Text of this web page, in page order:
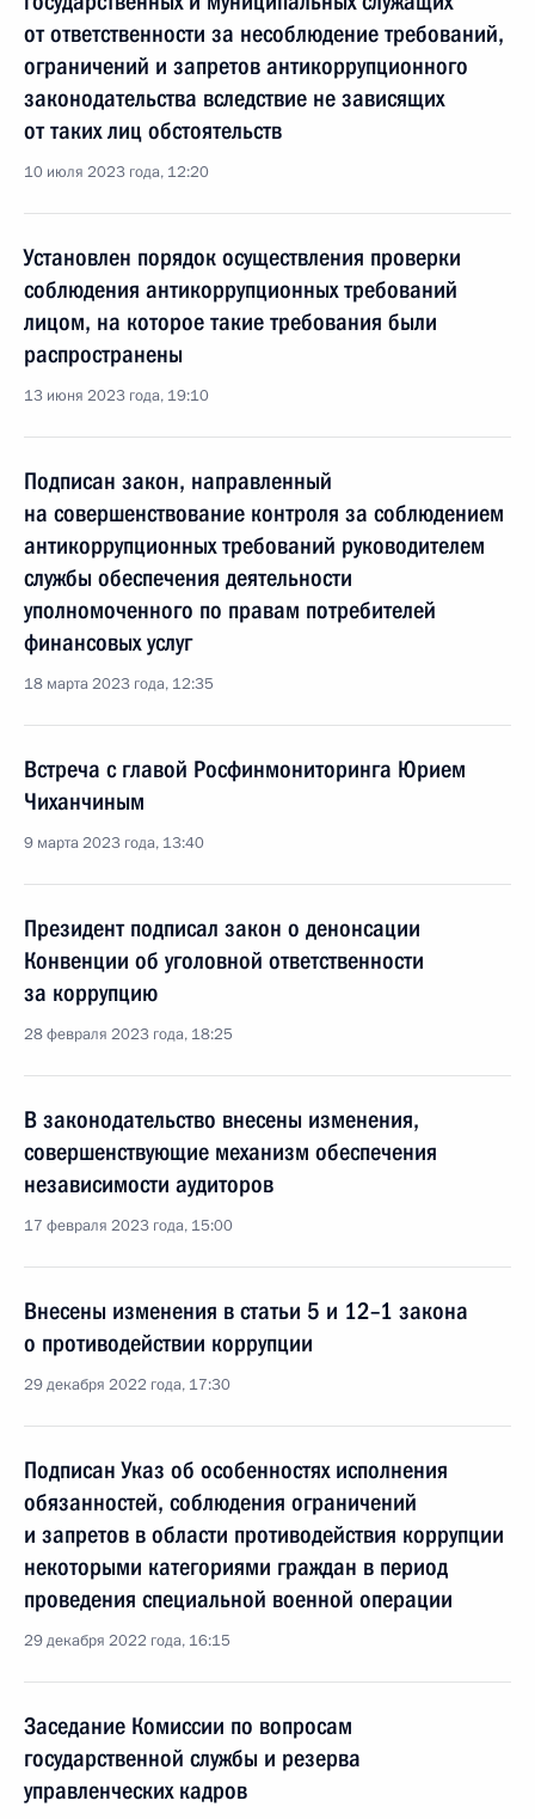
от ответственности за несоблюдение требований,
ограничений и запретов антикоррупционного
законодательства вследствие не зависящих
от таких лиц обстоятельств
10 июля 2023 года, 12:20
Установлен порядок осуществления проверки
соблюдения антикоррупционных требований
лицом, на которое такие требования были
распространены
13 июня 2023 года, 19:10
Подписан закон, направленный
на совершенствование контроля за соблюдением
антикоррупционных требований руководителем
службы обеспечения деятельности
уполномоченного по правам потребителей
финансовых услуг
18 марта 2023 года, 12:35
Встреча с главой Росфинмониторинга Юрием
Чиханчиным
9 марта 2023 года, 13:40
Президент подписал закон о денонсации
Конвенции об уголовной ответственности
за коррупцию
28 февраля 2023 года, 18:25
В законодательство внесены изменения,
совершенствующие механизм обеспечения
независимости аудиторов
17 февраля 2023 года, 15:00
Внесены изменения в статьи 5 и 12–1 закона
о противодействии коррупции
29 декабря 2022 года, 17:30
Подписан Указ об особенностях исполнения
обязанностей, соблюдения ограничений
и запретов в области противодействия коррупции
некоторыми категориями граждан в период
проведения специальной военной операции
29 декабря 2022 года, 16:15
Заседание Комиссии по вопросам
государственной службы и резерва
управленческих кадров